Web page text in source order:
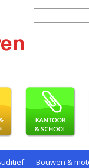
Bouwen &